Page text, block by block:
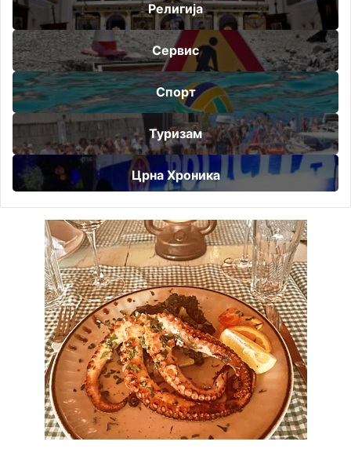
Религија
Сервис
Спорт
Туризам
Црна Хроника